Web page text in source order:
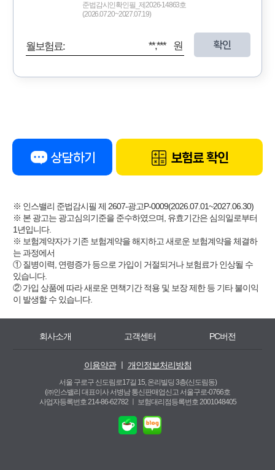
준법감시인확인필_제2026-14863호
(2026.07.20~2027.07.19)
월보험료: **,*** 원 확인
상담하기 보험료 확인
※ 인스밸리 준법감시필 제 2607-광고P-0009(2026.07.01~2027.06.30)
※ 본 광고는 광고심의기준을 준수하였으며, 유효기간은 심의일로부터
1년입니다.
※ 보험계약자가 기존 보험계약을 해지하고 새로운 보험계약을 체결하
는 과정에서
① 질병이력, 연령증가 등으로 가입이 거절되거나 보험료가 인상될 수
있습니다.
② 가입 상품에 따라 새로운 면책기간 적용 및 보장 제한 등 기타 불이익
이 발생할 수 있습니다.
회사소개 고객센터 PC버전
이용약관ㅣ 개인정보처리방침
서울 구로구 신도림로17길 15, 온리빌딩 3층(신도림동)
(㈜인스밸리 대표이사 서병남 통신판매업신고 서울구로-0766호
사업자등록번호 214-86-62782 ㅣ
보험대리점등록번호 2001048405